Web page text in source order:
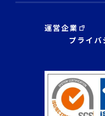
運営企業
プライバ